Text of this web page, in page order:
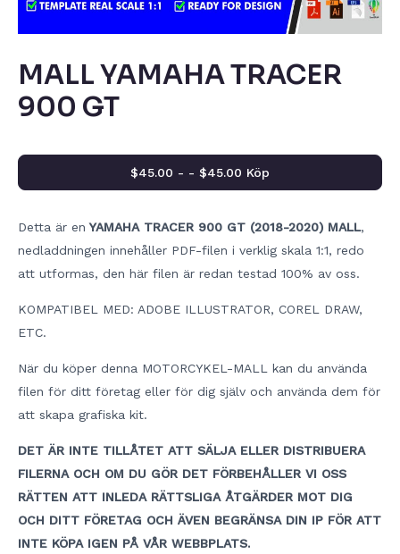
MALL YAMAHA TRACER
900 GT
Detta är en YAMAHA TRACER 900 GT (2018-2020) MALL,
nedladdningen innehåller PDF-filen i verklig skala 1:1, redo
att utformas, den här filen är redan testad 100% av oss.
KOMPATIBEL MED: ADOBE ILLUSTRATOR, COREL DRAW,
ETC.
När du köper denna MOTORCYKEL-MALL kan du använda
filen för ditt företag eller för dig själv och använda dem för
att skapa grafiska kit.
DET ÄR INTE TILLÅTET ATT SÄLJA ELLER DISTRIBUERA
FILERNA OCH OM DU GÖR DET FÖRBEHÅLLER VI OSS
RÄTTEN ATT INLEDA RÄTTSLIGA ÅTGÄRDER MOT DIG
OCH DITT FÖRETAG OCH ÄVEN BEGRÄNSA DIN IP FÖR ATT
INTE KÖPA IGEN PÅ VÅR WEBBPLATS.
$45.00 - - $45.00 Köp